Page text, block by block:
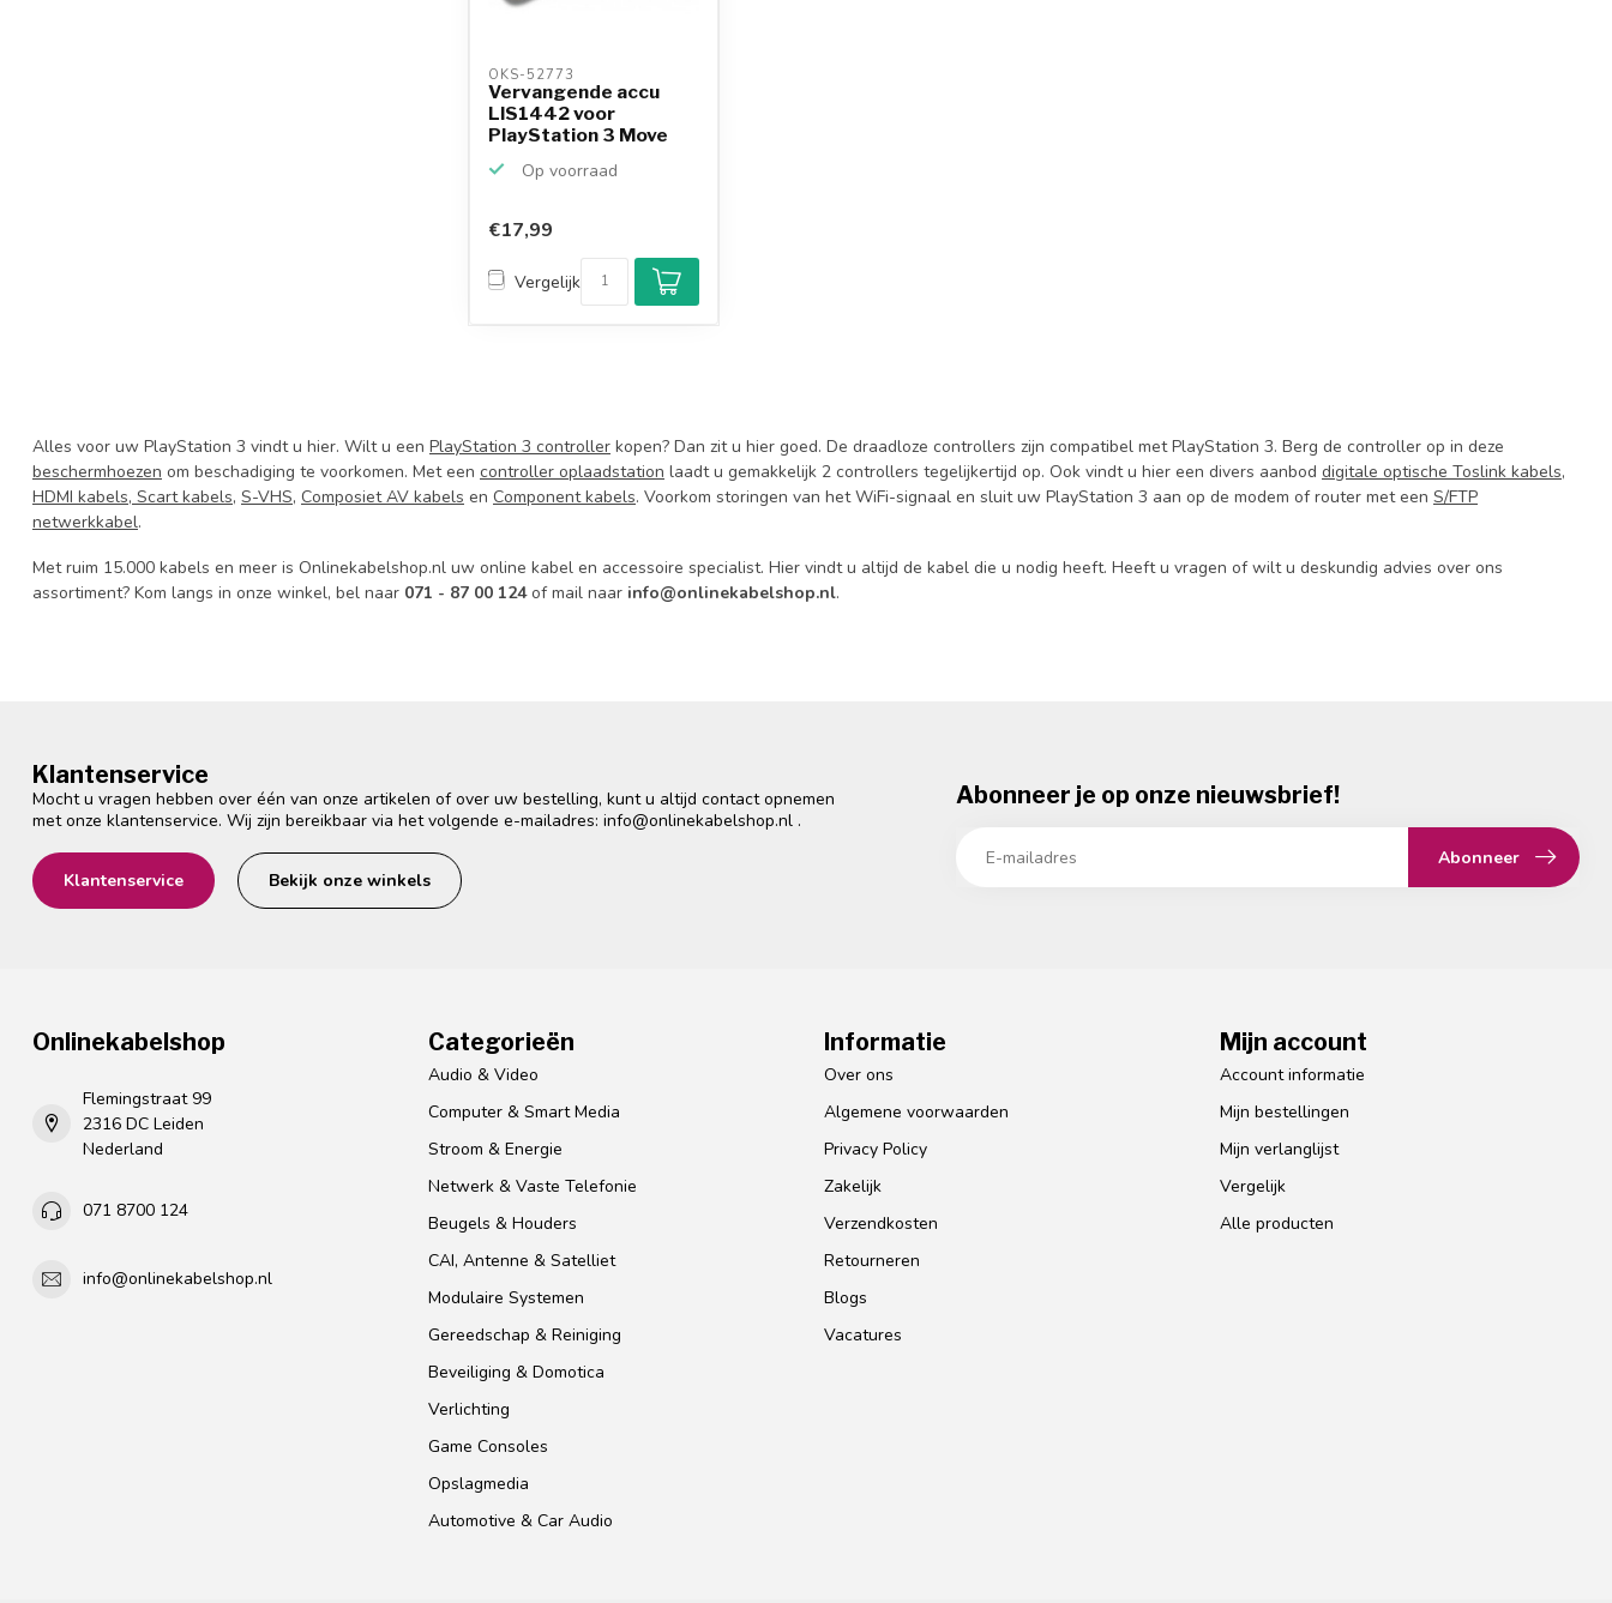
OKS-52773
Vervangende accu
LIS1442 voor
PlayStation 3 Move
Op voorraad
€17,99
Vergelijk
Alles voor uw PlayStation 3 vindt u hier. Wilt u een PlayStation 3 controller kopen? Dan zit u hier goed. De draadloze controllers zijn compatibel met PlayStation 3. Berg de controller op in deze
beschermhoezen om beschadiging te voorkomen. Met een controller oplaadstation laadt u gemakkelijk 2 controllers tegelijkertijd op. Ook vindt u hier een divers aanbod digitale optische Toslink kabels,
HDMI kabels, Scart kabels, S-VHS, Composiet AV kabels en Component kabels. Voorkom storingen van het WiFi-signaal en sluit uw PlayStation 3 aan op de modem of router met een S/FTP
netwerkkabel.
Met ruim 15.000 kabels en meer is Onlinekabelshop.nl uw online kabel en accessoire specialist. Hier vindt u altijd de kabel die u nodig heeft. Heeft u vragen of wilt u deskundig advies over ons
assortiment? Kom langs in onze winkel, bel naar 071 - 87 00 124of mail naar info@onlinekabelshop.nl.
Klantenservice
Mocht u vragen hebben over één van onze artikelen of over uw bestelling, kunt u altijd contact opnemen
met onze klantenservice. Wij zijn bereikbaar via het volgende e-mailadres: info@onlinekabelshop.nl .
Klantenservice Bekijk onze winkels
Abonneer je op onze nieuwsbrief!
Abonneer
Onlinekabelshop
Flemingstraat 99
2316 DC Leiden
Nederland
071 8700 124
info@onlinekabelshop.nl
Categorieën
Audio & Video
Computer & Smart Media
Stroom & Energie
Netwerk & Vaste Telefonie
Beugels & Houders
CAI, Antenne & Satelliet
Modulaire Systemen
Gereedschap & Reiniging
Beveiliging & Domotica
Verlichting
Game Consoles
Opslagmedia
Automotive & Car Audio
Informatie
Over ons
Algemene voorwaarden
Privacy Policy
Zakelijk
Verzendkosten
Retourneren
Blogs
Vacatures
Mijn account
Account informatie
Mijn bestellingen
Mijn verlanglijst
Vergelijk
Alle producten